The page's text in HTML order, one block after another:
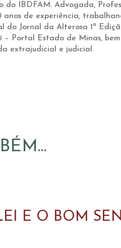
do IBDFAM. Advogada,
anos de experiência,
do Jornal da Alterosa 1ª
Portal Estado de Minas,
extrajudicial e judicial.
E O BOM